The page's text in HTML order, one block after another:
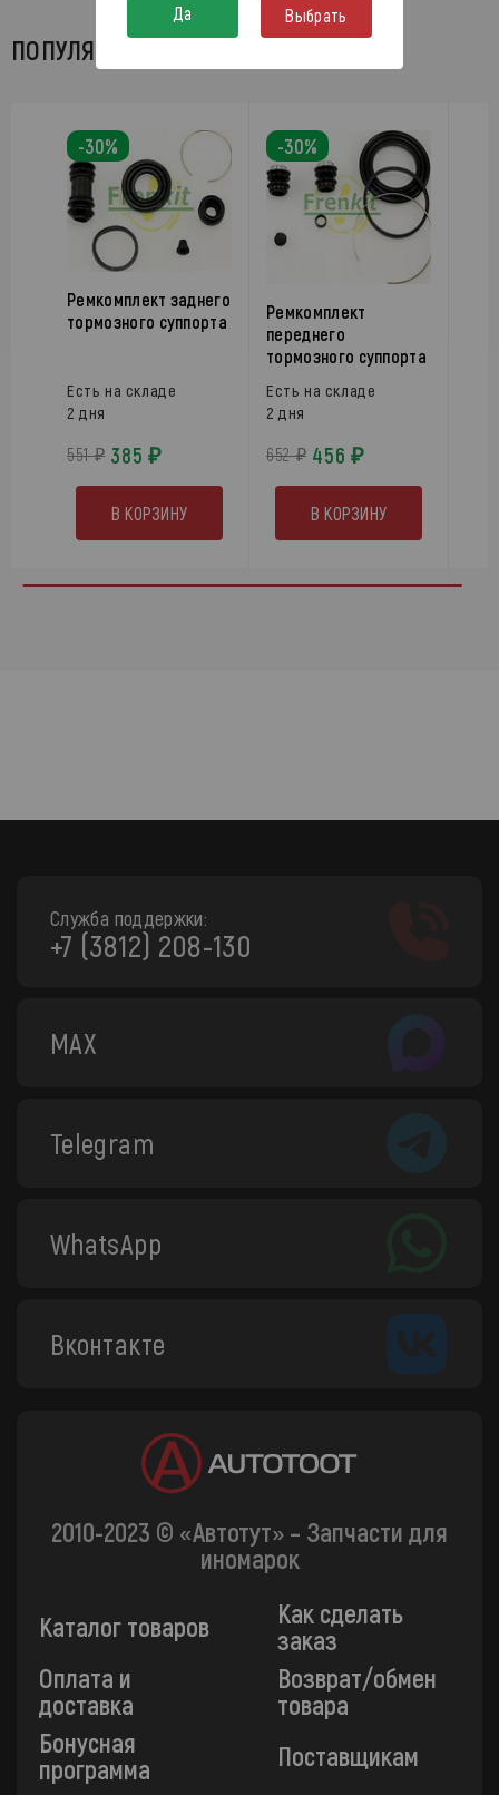
ПОПУЛЯРНЫЕ ТОВАРЫ ХОДОВКИ
-30%
Ремкомплект заднего
тормозного суппорта
Есть на складе
2 дня
551 ₽ 385 ₽
В КОРЗИНУ
-30%
Ремкомплект
переднего
тормозного суппорта
Есть на складе
2 дня
652 ₽ 456 ₽
В КОРЗИНУ
Служба поддержки:
+7 (3812) 208-130
MAX
Telegram
WhatsApp
Вконтакте
2010-2023 © «Автотут» – Запчасти для
иномарок
Каталог товаров
Как сделать
заказ
Оплата и
доставка
Возврат/обмен
товара
Бонусная
программа
Поставщикам
Да Выбрать